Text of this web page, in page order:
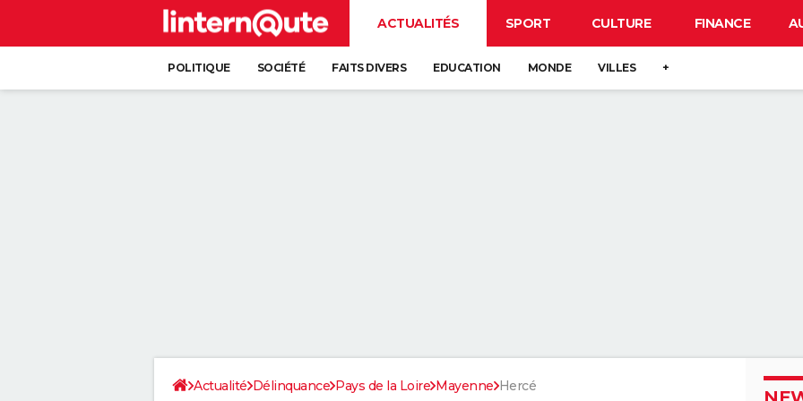
ACTUALITÉS SPORT CULTURE FINANCE
POLITIQUE SOCIÉTÉ FAITS DIVERS EDUCATION MONDE VILLES +
Actualité Délinquance Pays de la Loire Mayenne Hercé